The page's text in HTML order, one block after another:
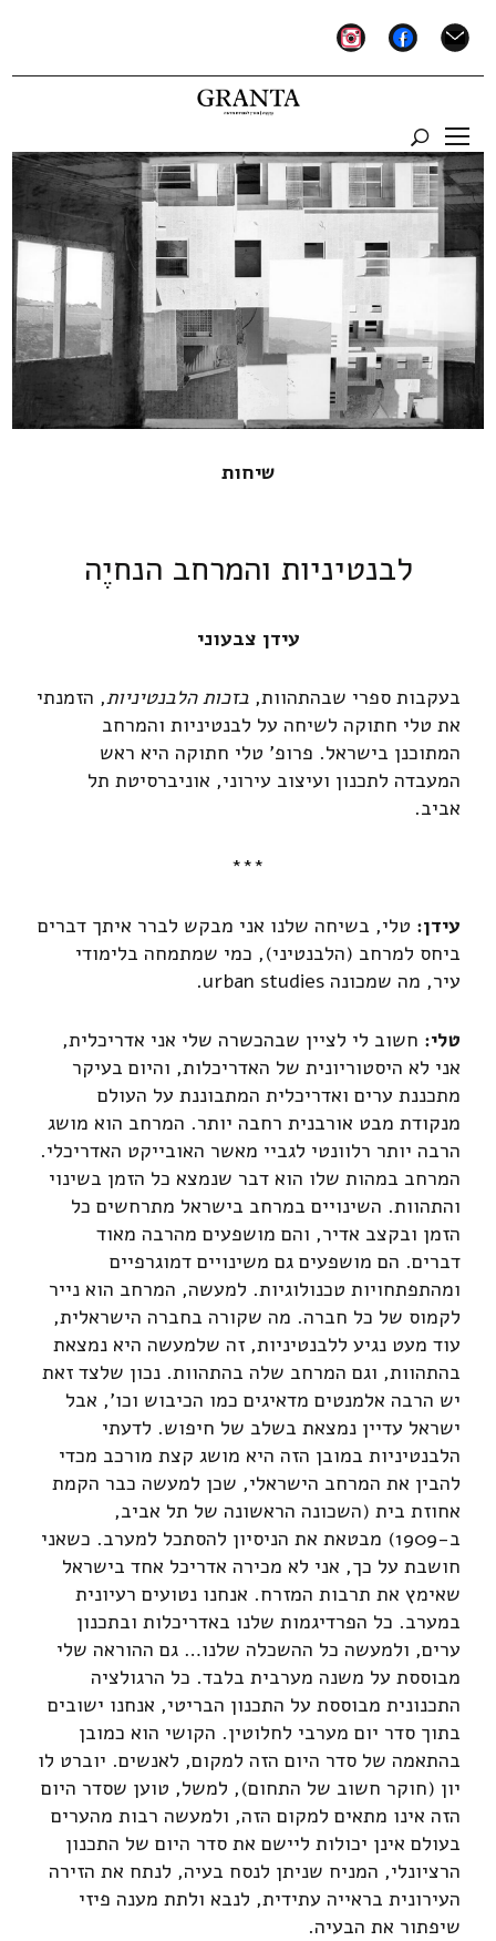
mail
facebook
instagram
שיחות
לבנטיניות והמרחב הנחיֶה
עידן צבעוני
בעקבות ספרי שבהתהוות,בזכות הלבנטיניות, הזמנתי
את טלי חתוקה לשיחה על לבנטיניות והמרחב
המתוכנן בישראל. פרופ' טלי חתוקה היא ראש
המעבדה לתכנון ועיצוב עירוני, אוניברסיטת תל
אביב.
***
עידן: טלי, בשיחה שלנו אני מבקש לברר איתך דברים
ביחס למרחב (הלבנטיני), כמי שמתמחה בלימודי
עיר, מה שמכונה urban studies.
טלי: חשוב לי לציין שבהכשרה שלי אני אדריכלית,
אני לא היסטוריונית של האדריכלות, והיום בעיקר
מתכננת ערים ואדריכלית המתבוננת על העולם
מנקודת מבט אורבנית רחבה יותר. המרחב הוא מושג
הרבה יותר רלוונטי לגביי מאשר האובייקט האדריכלי.
המרחב במהות שלו הוא דבר שנמצא כל הזמן בשינוי
והתהוות. השינויים במרחב בישראל מתרחשים כל
הזמן ובקצב אדיר, והם מושפעים מהרבה מאוד
דברים. הם מושפעים גם משינויים דמוגרפיים
ומהתפתחויות טכנולוגיות. למעשה, המרחב הוא נייר
לקמוס של כל חברה. מה שקורה בחברה הישראלית,
עוד מעט נגיע ללבנטיניות, זה שלמעשה היא נמצאת
בהתהוות, וגם המרחב שלה בהתהוות. נכון שלצד זאת
יש הרבה אלמנטים מדאיגים כמו הכיבוש וכו', אבל
ישראל עדיין נמצאת בשלב של חיפוש. לדעתי
הלבנטיניות במובן הזה היא מושג קצת מורכב מכדי
להבין את המרחב הישראלי, שכן למעשה כבר הקמת
אחוזת בית (השכונה הראשונה של תל אביב,
ב-1909) מבטאת את הניסיון להסתכל למערב. כשאני
חושבת על כך, אני לא מכירה אדריכל אחד בישראל
שאימץ את תרבות המזרח. אנחנו נטועים רעיונית
במערב. כל הפרדיגמות שלנו באדריכלות ובתכנון
ערים, ולמעשה כל ההשכלה שלנו… גם ההוראה שלי
מבוססת על משנה מערבית בלבד. כל הרגולציה
התכנונית מבוססת על התכנון הבריטי, אנחנו ישובים
בתוך סדר יום מערבי לחלוטין. הקושי הוא כמובן
בהתאמה של סדר היום הזה למקום, לאנשים. יוברט לו
יון (חוקר חשוב של התחום), למשל, טוען שסדר היום
הזה אינו מתאים למקום הזה, ולמעשה רבות מהערים
בעולם אינן יכולות ליישם את סדר היום של התכנון
הרציונלי, המניח שניתן לנסח בעיה, לנתח את הזירה
העירונית בראייה עתידית, לנבא ולתת מענה פיזי
שיפתור את הבעיה.